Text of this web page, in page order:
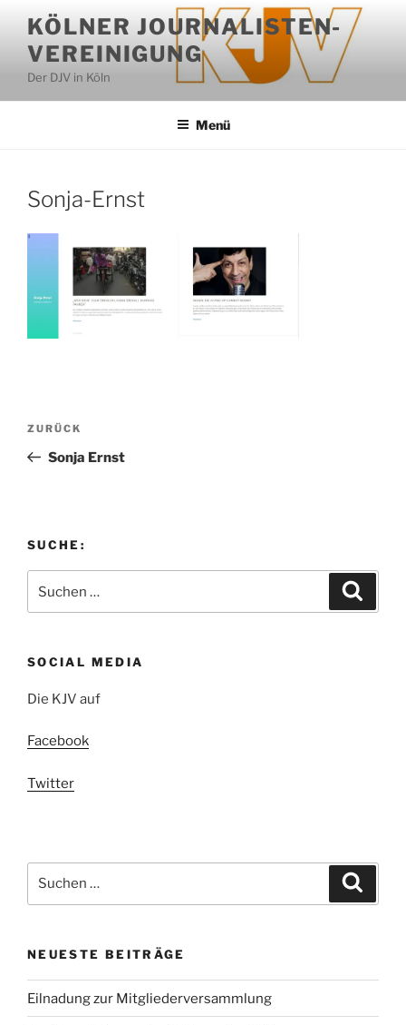
Inhalt
springen
KÖLNER JOURNALISTEN-
VEREINIGUNG
Der DJV in Köln
Menü
Sonja-Ernst
Beitragsnavigation
Vorheriger
Beitrag
ZURÜCK
Sonja Ernst
SUCHE:
nach:
SOCIAL MEDIA
Die KJV auf
Facebook
Twitter
nach:
NEUESTE BEITRÄGE
Eilnadung zur Mitgliederversammlung